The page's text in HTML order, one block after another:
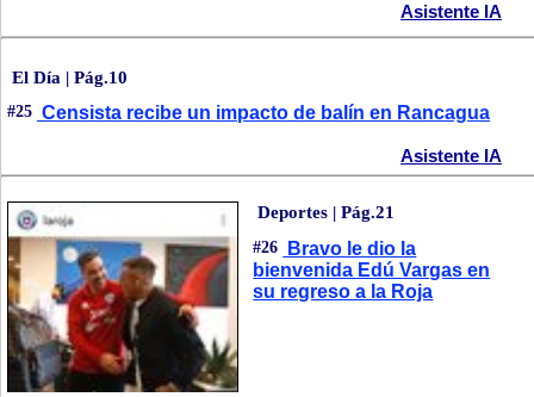
Asistente IA
El Día | Pág.10
#25 Censista recibe un impacto de balín en Rancagua
Asistente IA
Deportes | Pág.21
#26
Bravo le dio la
bienvenida Edú Vargas en
su regreso a la Roja